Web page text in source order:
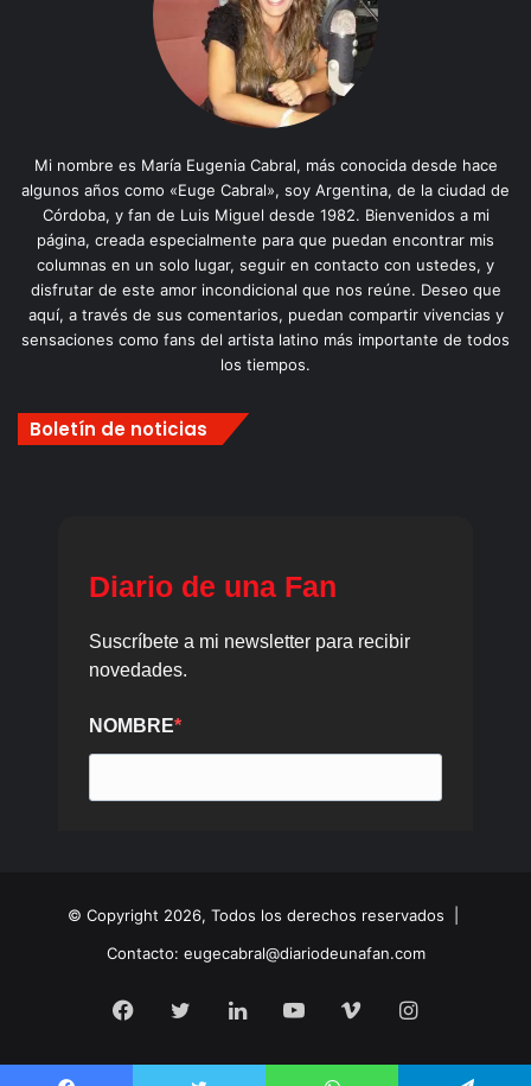
Mi nombre es María Eugenia Cabral, más conocida desde hace
algunos años como «Euge Cabral», soy Argentina, de la ciudad de
Córdoba, y fan de Luis Miguel desde 1982. Bienvenidos a mi
página, creada especialmente para que puedan encontrar mis
columnas en un solo lugar, seguir en contacto con ustedes, y
disfrutar de este amor incondicional que nos reúne. Deseo que
aquí, a través de sus comentarios, puedan compartir vivencias y
sensaciones como fans del artista latino más importante de todos
los tiempos.
Boletín de noticias
© Copyright 2026, Todos los derechos reservados |
Contacto: eugecabral@diariodeunafan.com
Facebook
TwitterLinkedInYouTubeVimeoInstagram